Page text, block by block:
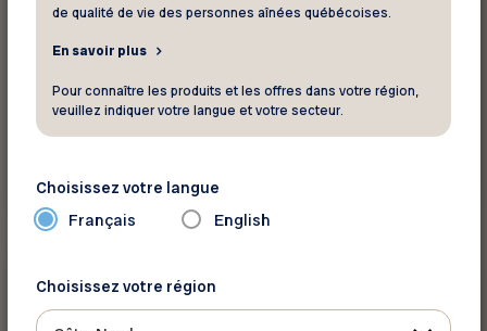
10 février 2026
de qualité de vie des personnes aînées québécoises.
En savoir plus
Pour connaître les produits et les offres dans votre région,
veuillez indiquer votre langue et votre secteur.
Choisissez votre langue
Français English
Choisissez votre région